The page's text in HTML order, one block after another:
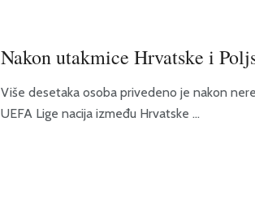
Nakon utakmice Hrvatske i
Više desetaka osoba privedeno je nakon
UEFA Lige nacija između Hrvatske ...